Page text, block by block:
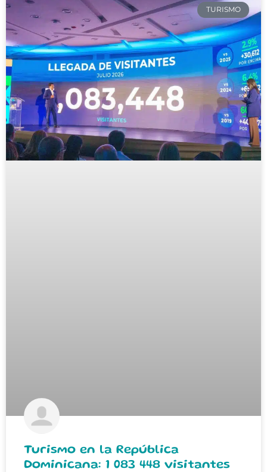
TURISMO
Turismo en la República
Dominicana: 1 083 448 visitantes